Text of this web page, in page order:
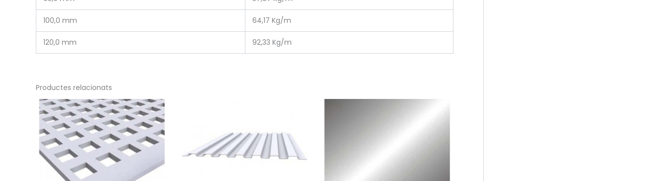
100,0 mm 64,17 Kg/m
120,0 mm 92,33 Kg/m
Productes relacionats